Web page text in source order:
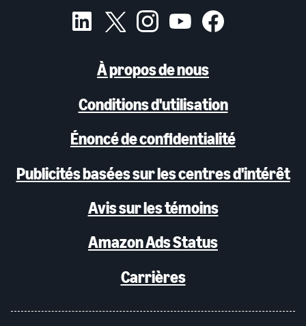
À propos de nous
Conditions d'utilisation
Énoncé de confidentialité
Publicités basées sur les centres d'intérêt
Avis sur les témoins
Amazon Ads Status
Carrières